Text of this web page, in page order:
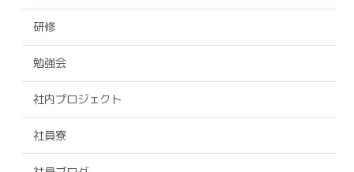
研修
勉強会
社内プロジェクト
社員寮